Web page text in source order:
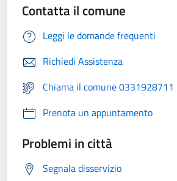
Contatta il comune
Leggi le domande frequenti
Richiedi Assistenza
Chiama il comune 0331928711
Prenota un appuntamento
Problemi in città
Segnala disservizio